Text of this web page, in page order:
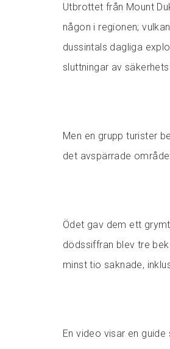
Utbrottet från Mount
någon i regionen;
dussintals dagliga
sluttningar av
Men en grupp turister
det avspärrade
Ödet gav dem ett
dödssiffran blev tre
minst tio saknade,
En video visar en